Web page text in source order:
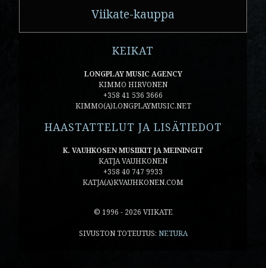
Viikate-kauppa
KEIKAT
LONGPLAY MUSIC AGENCY
KIMMO HIRVONEN
+358 41 536 3666
KIMMO(A)LONGPLAYMUSIC.NET
HAASTATTELUT JA LISÄTIEDOT
K. VAUHKOSEN MUSIIKIT JA MEININGIT
KATJA VAUHKONEN
+358 40 747 9933
KATJA(A)KVAUHKONEN.COM
© 1996 - 2026 VIIKATE
SIVUSTON TOTEUTUS: NETURA